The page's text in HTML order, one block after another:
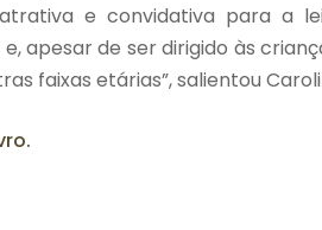
e convidativa para a
apesar de ser dirigido às
faixas etárias”, salientou